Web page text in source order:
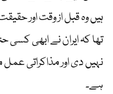
ہیں وہ قبل از وقت اور
تھا کہ ایران نے ابھی
نہیں دی اور مذاکراتی
ہے۔